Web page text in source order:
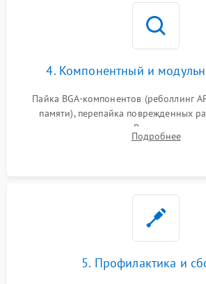
4. Компонентный и
Пайка BGA-компонентов (реболлинг
памяти), перепайка поврежденных
контроллеров питания.
неисправного жесткого диска, SSD или
Подробнее
5. Профилактика и